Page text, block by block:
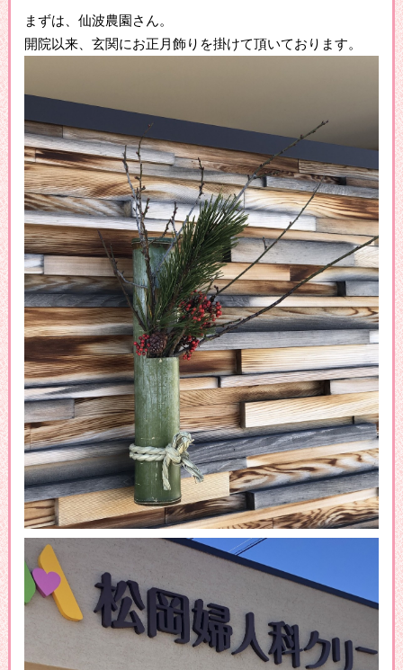
まずは、仙波農園さん。
開院以来、玄関にお正月飾りを掛けて頂いております。